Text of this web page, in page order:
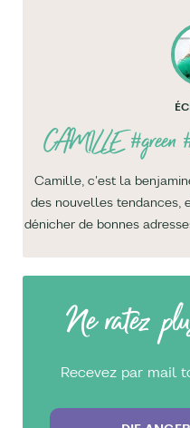
CAMILLE
Camille, c'est la
des nouvelles tendances,
dénicher de bonnes
Ne ratez
Recevez par mail